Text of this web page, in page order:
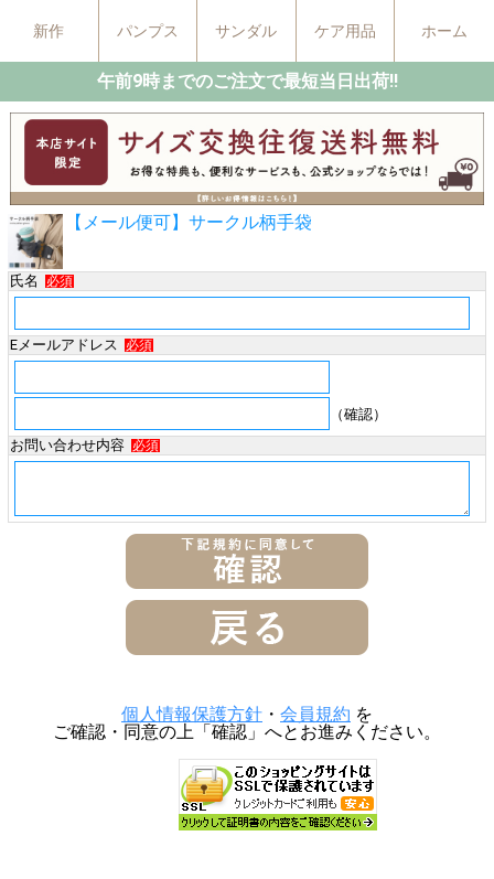
新作 パンプス サンダル ケア用品 ホーム
午前9時までのご注文で最短当日出荷!!
【メール便可】サークル柄手袋
氏名 必須
Eメールアドレス 必須
（確認）
お問い合わせ内容 必須
個人情報保護方針 ・ 会員規約 を
ご確認・同意の上「確認」へとお進みください。